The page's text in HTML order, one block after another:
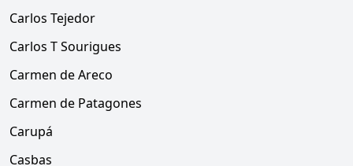
Carlos Tejedor
Carlos T Sourigues
Carmen de Areco
Carmen de Patagones
Carupá
Casbas